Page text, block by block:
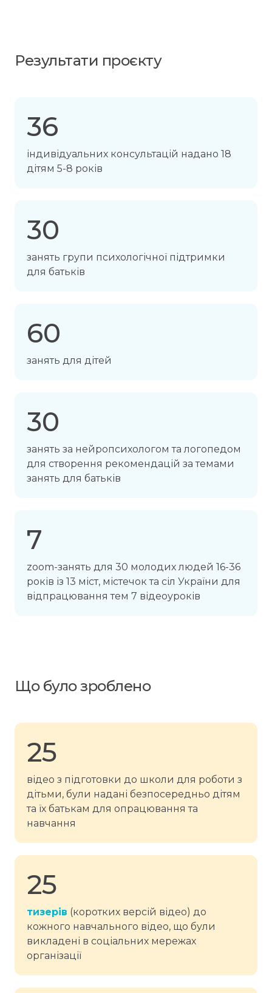
Результати проєкту
36
індивідуальних консультацій надано 18
дітям 5-8 років
30
занять групи психологічної підтримки
для батьків
60
занять для дітей
30
занять за нейропсихологом та логопедом
для створення рекомендацій за темами
занять для батьків
7
zoom-занять для 30 молодих людей 16-36
років із 13 міст, містечок та сіл України для
відпрацювання тем 7 відеоуроків
Що було зроблено
25
відео з підготовки до школи для роботи з
дітьми, були надані безпосередньо дітям
та їх батькам для опрацювання та
навчання
25
тизерів (коротких версій відео) до
кожного навчального відео, що були
викладені в соціальних мережах
організації